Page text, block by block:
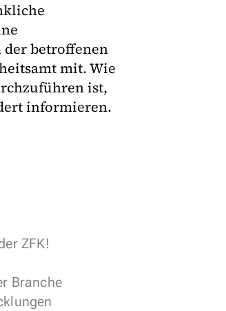
der betroffenen
mit. Wie
ist,
informieren.
ZFK!
Branche